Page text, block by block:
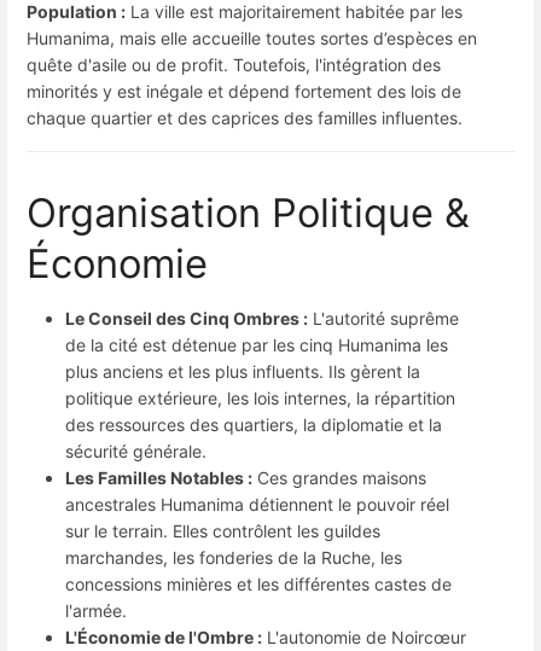
Population : La ville est majoritairement habitée par les
Humanima, mais elle accueille toutes sortes d’espèces en
quête d'asile ou de profit. Toutefois, l'intégration des
minorités y est inégale et dépend fortement des lois de
chaque quartier et des caprices des familles influentes.
Organisation Politique &
Économie
Le Conseil des Cinq Ombres : L'autorité suprême
de la cité est détenue par les cinq Humanima les
plus anciens et les plus influents. Ils gèrent la
politique extérieure, les lois internes, la répartition
des ressources des quartiers, la diplomatie et la
sécurité générale.
Les Familles Notables : Ces grandes maisons
ancestrales Humanima détiennent le pouvoir réel
sur le terrain. Elles contrôlent les guildes
marchandes, les fonderies de la Ruche, les
concessions minières et les différentes castes de
l'armée.
L'Économie de l'Ombre : L'autonomie de Noircœur